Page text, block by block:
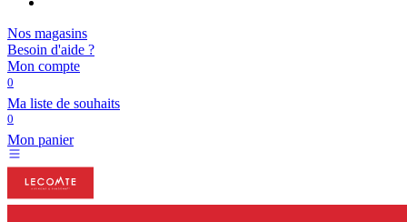
Nos magasins
Besoin d'aide ?
Mon compte
0
Ma liste de souhaits
0
Mon panier